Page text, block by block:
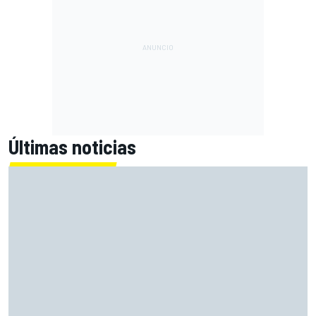
Últimas noticias